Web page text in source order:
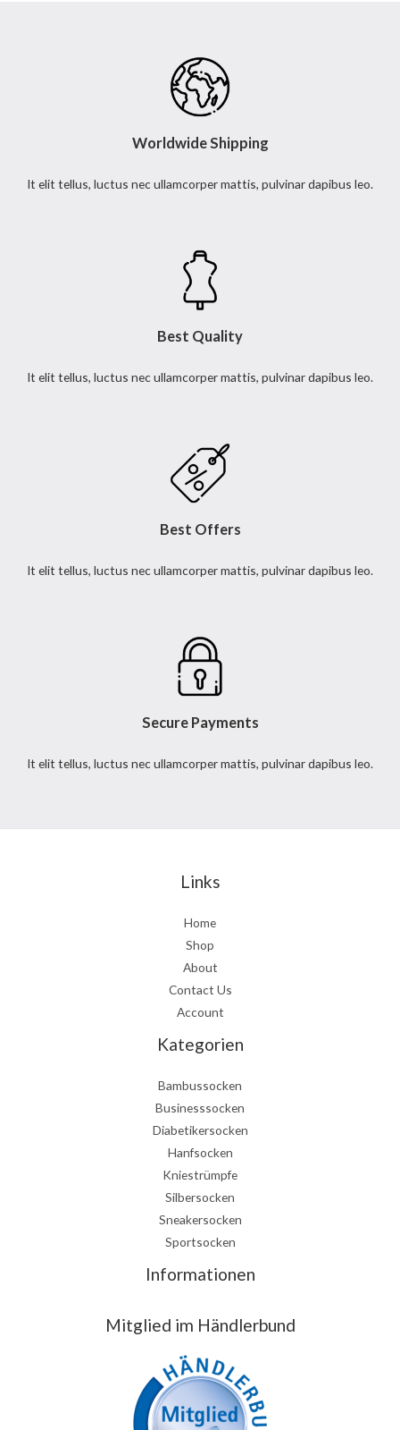
Worldwide Shipping
It elit tellus, luctus nec ullamcorper mattis, pulvinar dapibus leo.
Best Quality
It elit tellus, luctus nec ullamcorper mattis, pulvinar dapibus leo.
Best Offers
It elit tellus, luctus nec ullamcorper mattis, pulvinar dapibus leo.
Secure Payments
It elit tellus, luctus nec ullamcorper mattis, pulvinar dapibus leo.
Links
Home
Shop
About
Contact Us
Account
Kategorien
Bambussocken
Businesssocken
Diabetikersocken
Hanfsocken
Kniestrümpfe
Silbersocken
Sneakersocken
Sportsocken
Informationen
Mitglied im Händlerbund